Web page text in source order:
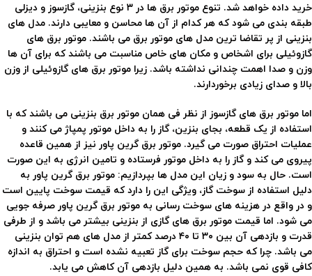
خرید داده خواهد شد. تنوع موتور برق ها در ۳ نوع بنزینی، گازسوز و دیزلی
طبقه بندی می شود که هر کدام از آن ها محاسن و معایبی دارند. مدل های
بنزینی از پر تقاضا ترین مدل های موتور برق می باشند. موتور برق های
گازوئیلی برای اشخاص و مکان های خاص مناسبت می باشند که برای آن ها
وزن و صدا اهمت چندانی نداشته باشد. زیرا موتور برق های گازوئیلی از وزن
بالا و صدای زیادی برخوردارند.
اما موتور برق های گازسوز از نظر فی همان موتور برق بنزینی می باشند که با
استفاده از یک قطعه، بجای بنزین، گاز را به داخل موتور پمپاژ می کنند و
عملیات احتراق صورت می گیرد. موتور برق گرین پاور نیز از همین قاعده
پیروی می کند و گاز را به داخل موتور فرستاده و تامین انرژی به این صورت
است. حال به سود و زیان این مدل ها بپردازیم: موتور برق گرین پاور به
دلیل استفاده از سوخت گاز، ویژگی این را دارد که قیمت سوخت پایین است
و در واقع در هزینه های سوخت رسانی به موتور برق گرین پاور صرفه جویی
می شود. اما قیمت موتور برق های گازی از بنزینی بیشتر می باشد و از طرفی
قدرت و بازدهی آن بین ۳۰ تا ۴۰ درصد کمتر از مدل های هم توان بنزینی
می باشد. چرا که حجم سوخت برای گاز تعبیه نشده است و احتراق به اندازه
کافی قوی نمی باشد. به همین دلیل بازدهی آن کاهش می یابد.